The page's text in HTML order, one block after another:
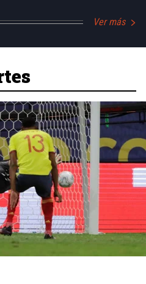
Ver más